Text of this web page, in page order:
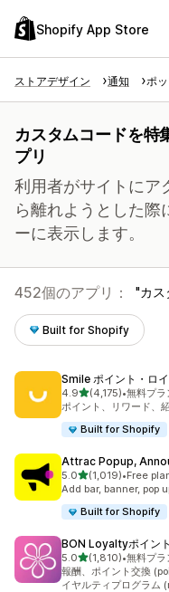
Shopify App Store
ストアデザイン 通知 ポ
カスタムコードを特
プリ
利用者がサイトにア
ら離れようとした際
ーに表示します。
452個のアプリ： カス
Built for Shopify
Smile ポイント・ロ
4.95つ星中
(4,175)
合計レビュー数：4175
•無料プラ
ポイント、リワード、
Built for Shopify
Attrac Popup,
5.05つ星中
(1,019)
合計レビュー数：1019
•Free
Add bar, banner, pop
Built for Shopify
BON Loyaltyポイン
5.05つ星中
(1,810)
合計レビュー数：1810
•無料プラ
報酬、ポイント交換
イヤルティプログラム